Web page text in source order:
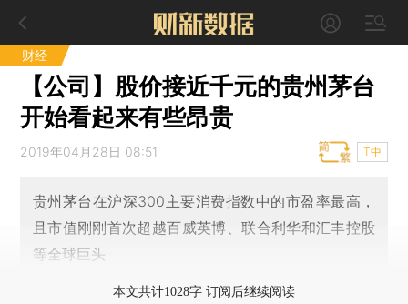
财经
【公司】股价接近千元的贵州茅台
开始看起来有些昂贵
2019年04月28日 08:51 T中
贵州茅台在沪深300主要消费指数中的市盈率最高，
且市值刚刚首次超越百威英博、联合利华和汇丰控股
等全球巨头
本文共计1028字 订阅后继续阅读